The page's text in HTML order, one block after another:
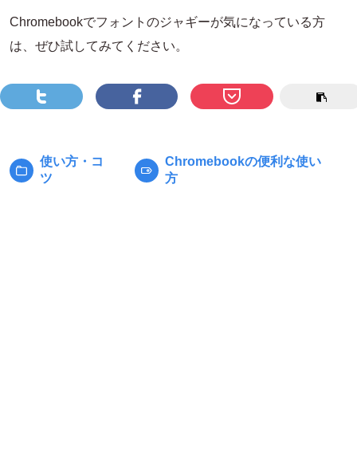
Chromebookでフォントのジャギーが気になっている方
は、ぜひ試してみてください。
カ
使い方・コ
ツ
タ
Chromebookの便利な使い
方